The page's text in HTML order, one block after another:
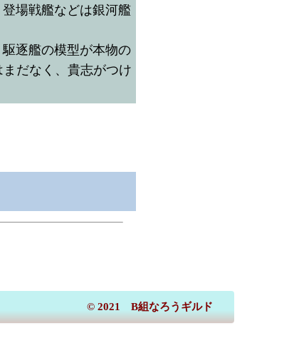
場戦艦などは銀河艦
逐艦の模型が本物の
だなく、貴志がつけ
© 2021 B組なろうギルド